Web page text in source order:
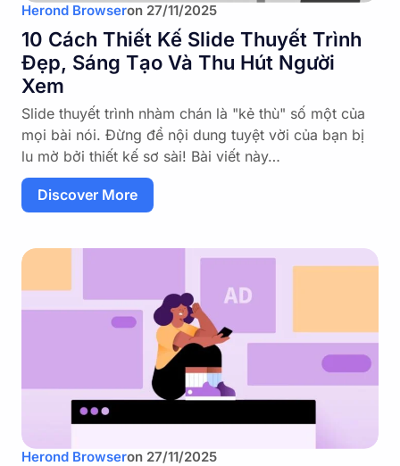
Herond Browseron 27/11/2025
10 Cách Thiết Kế Slide Thuyết Trình
Đẹp, Sáng Tạo Và Thu Hút Người
Xem
Slide thuyết trình nhàm chán là "kẻ thù" số một của
mọi bài nói. Đừng để nội dung tuyệt vời của bạn bị
lu mờ bởi thiết kế sơ sài! Bài viết này…
Discover More
Herond Browseron 27/11/2025